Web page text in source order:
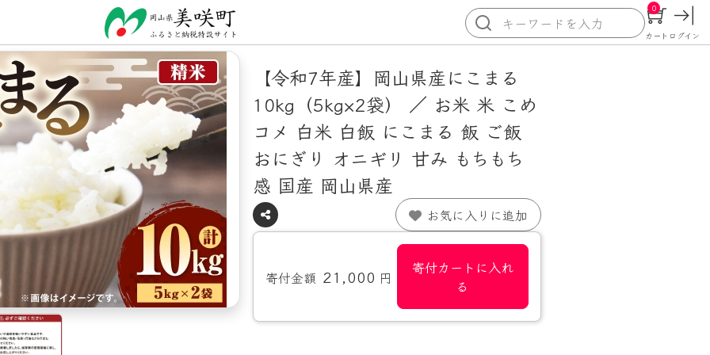
カート
0
ログイン
【令和7年産】岡山県産にこまる
10kg（5kg×2袋） ／ お米 米 こめ
コメ 白米 白飯 にこまる 飯 ご飯
おにぎり オニギリ 甘み もちもち
感 国産 岡山県産
お気に入りに追加
寄付金額 21,000 円
寄付カートに入れ
る